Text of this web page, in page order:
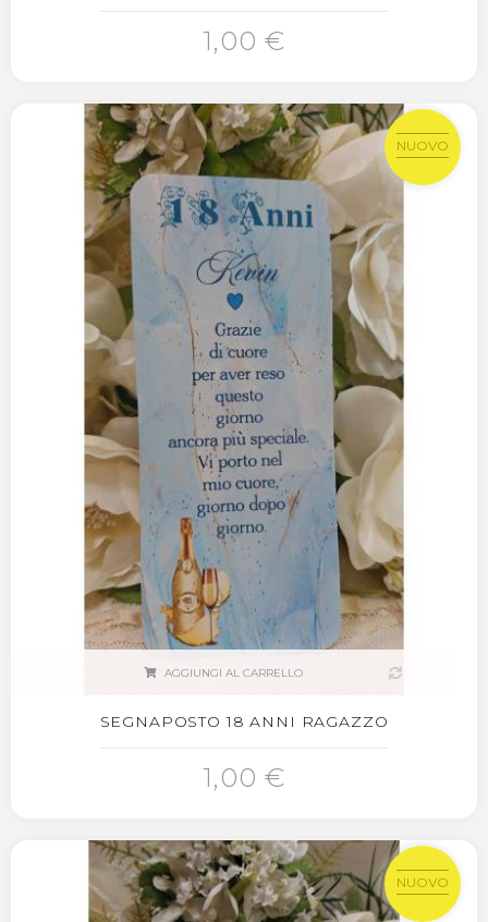
1,00 €
NUOVO
AGGIUNGI AL CARRELLO
SEGNAPOSTO 18 ANNI RAGAZZO
1,00 €
NUOVO